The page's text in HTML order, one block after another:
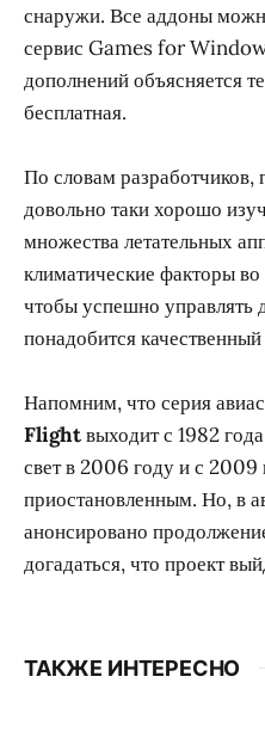
снаружи. Все аддоны
сервис Games for
дополнений объясняется
бесплатная.
По словам разработчиков,
довольно таки хорошо
множества летательных
климатические факторы
чтобы успешно управлять
понадобится
Напомним, что серия
Flightвыходит с 1982
свет в 2006 году и с 2009
приостановленным. Но, в
анонсировано
догадаться, что проект
ТАКЖЕ ИНТЕРЕСНО